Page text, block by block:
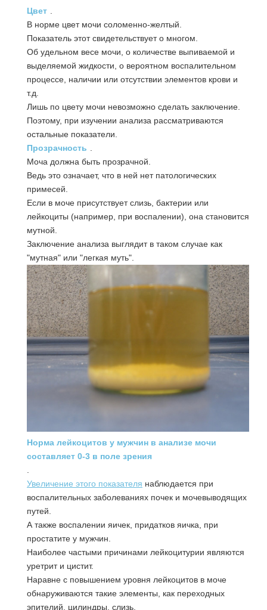
Цвет
В норме цвет мочи соломенно-желтый.
Показатель этот свидетельствует о многом.
Об удельном весе мочи, о количестве выпиваемой и
выделяемой жидкости, о вероятном воспалительном
процессе, наличии или отсутствии элементов крови и
т.д.
Лишь по цвету мочи невозможно сделать заключение.
Поэтому, при изучении анализа рассматриваются
остальные показатели.
Прозрачность
Моча должна быть прозрачной.
Ведь это означает, что в ней нет патологических
примесей.
Если в моче присутствует слизь, бактерии или
лейкоциты (например, при воспалении), она становится
мутной.
Заключение анализа выглядит в таком случае как
"мутная" или "легкая муть".
Норма лейкоцитов у мужчин в анализе мочи
составляет 0-3 в поле зрения
Увеличение этого показателя наблюдается при
воспалительных заболеваниях почек и мочевыводящих
путей.
А также воспалении яичек, придатков яичка, при
простатите у мужчин.
Наиболее частыми причинами лейкоцитурии являются
уретрит и цистит.
Наравне с повышением уровня лейкоцитов в моче
обнаруживаются такие элементы, как переходных
эпителий, цилиндры, слизь.